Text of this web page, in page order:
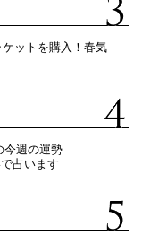
ットを購入！春気
今週の運勢
占います